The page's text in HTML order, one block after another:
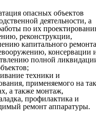
опасных объектов
деятельности, а
по их
реконструкции,
капитального
консервации
полной
техники и
применяемого на
а также монтаж,
профилактика и
ремонт аппаратуры.